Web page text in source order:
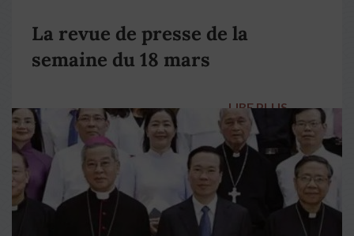
La revue de presse de la
semaine du 18 mars
LIRE PLUS →